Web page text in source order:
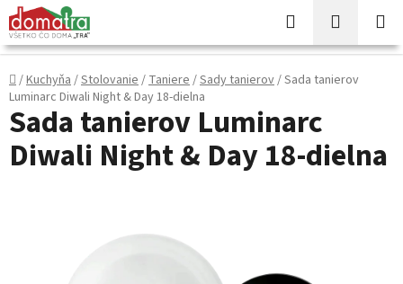
Prejsť
na
obsah
Hľadať
KOŠÍK
Domov
/Kuchyňa/Stolovanie/Taniere/Sady tanierov/Sada tanierov
Luminarc Diwali Night & Day 18-dielna
Sada tanierov Luminarc
Diwali Night & Day 18-dielna